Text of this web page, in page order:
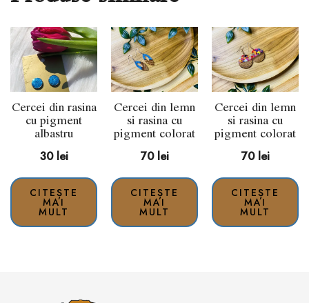
Cercei din rasina
cu pigment
albastru
30 lei
CITEȘTE
MAI
MULT
Cercei din lemn
si rasina cu
pigment colorat
70 lei
CITEȘTE
MAI
MULT
Cercei din lemn
si rasina cu
pigment colorat
70 lei
CITEȘTE
MAI
MULT